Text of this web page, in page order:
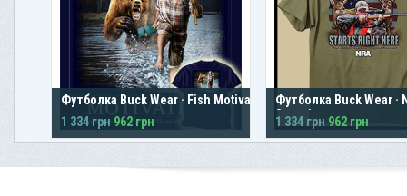
Футболка Buck Wear · Fish Motivation
1 334 грн 962 грн
Футболка Buck Wear ·
Security
1 334 грн 962 грн